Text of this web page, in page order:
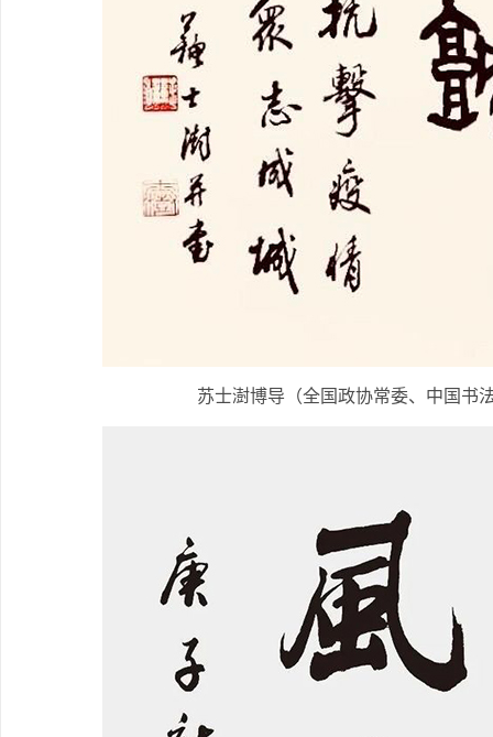
苏士澍博导（全国政协常委、中国书